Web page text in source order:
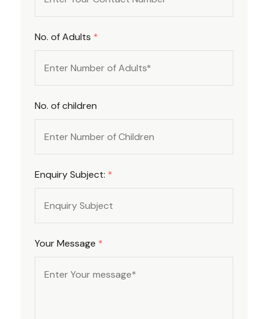
No. of Adults *
No. of children
Enquiry Subject: *
Your Message *